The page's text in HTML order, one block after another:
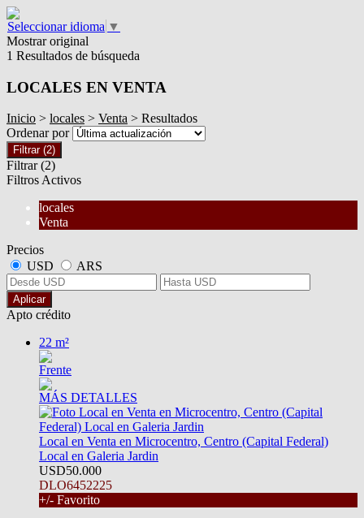
Seleccionar idioma ▼
Mostrar original
1 Resultados de búsqueda
LOCALES EN VENTA
Inicio > locales > Venta > Resultados
Ordenar por
Filtrar (2)
Filtrar (2)
Filtros Activos
locales
Venta
Precios
USD
ARS
Aplicar
Apto crédito
22 m²
Frente
MÁS DETALLES
Local en Venta en Microcentro, Centro (Capital Federal)
Local en Galeria Jardin
USD50.000
DLO6452225
+/- Favorito